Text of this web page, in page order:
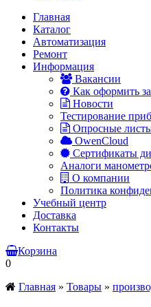
Главная
Каталог
Автоматизация
Ремонт
Информация
Вакансии
Как оформить
Новости
Тестирование
Опросные
OwenCloud
Сертификаты
Аналоги
О компании
Политика
Учебный центр
Доставка
Контакты
Корзина
0
Главная » Товары »